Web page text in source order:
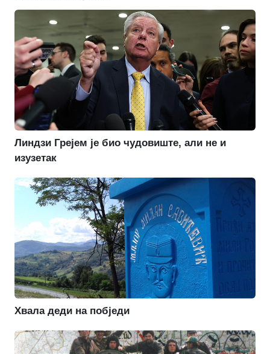
Линдзи Грејем је био чудовиште, али не и
изузетак
Хвала деди на побједи